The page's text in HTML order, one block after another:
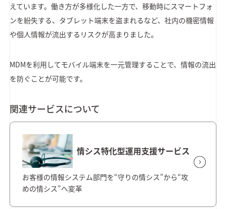
えています。働き方が多様化した一方で、移動時にスマートフォ
ンを紛失する、タブレット端末を盗まれるなど、社内の機密情報
や個人情報が流出するリスクが高まりました。
MDMを利用してモバイル端末を一元管理することで、情報の流出
を防ぐことが可能です。
関連サービスについて
情シス特化型運用支援サービス
お客様の情報システム部門を“守りの情シス”から“攻
めの情シス”へ変革